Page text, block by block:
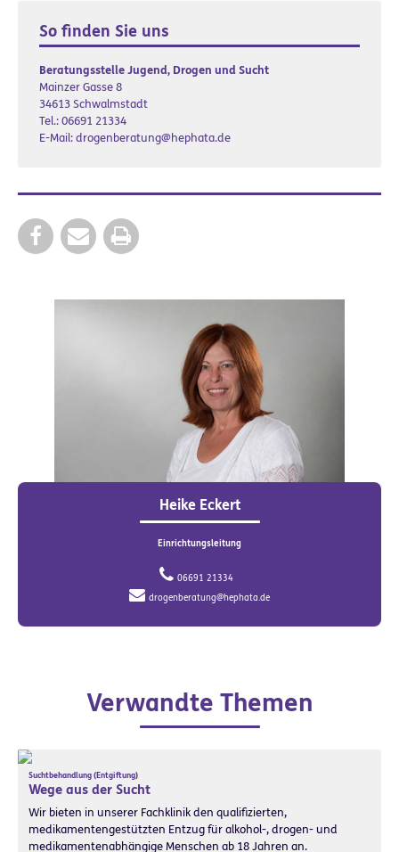
So finden Sie uns
Beratungsstelle Jugend, Drogen und Sucht
Mainzer Gasse 8
34613 Schwalmstadt
Tel.: 06691 21334
E-Mail: drogenberatung@hephata.de
Heike Eckert
Einrichtungsleitung
06691 21334
drogenberatung@hephata.de
Verwandte Themen
Suchtbehandlung (Entgiftung)
Wege aus der Sucht
Wir bieten in unserer Fachklinik den qualifizierten,
medikamentengestützten Entzug für alkohol-, drogen- und
medikamentenabhängige Menschen ab 18 Jahren an.